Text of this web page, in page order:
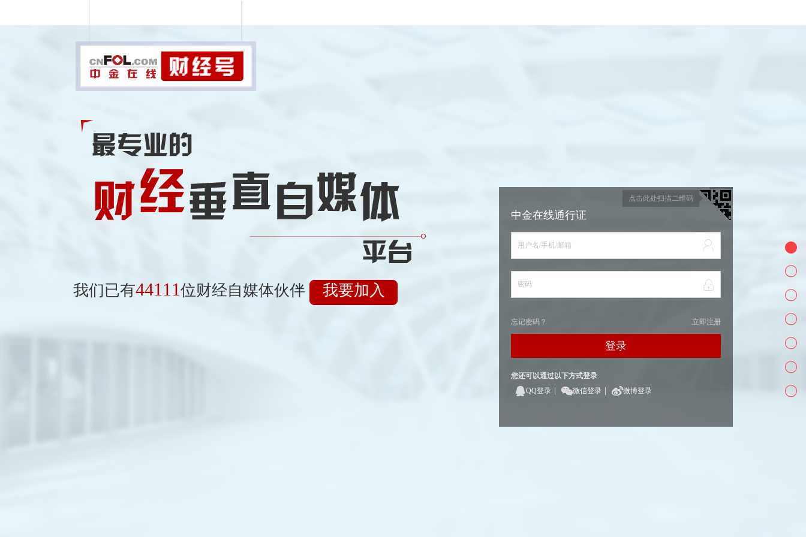
我们已有44111位财经自媒体伙伴 我要加入
点击此处扫描二维码
中金在线通行证
用户名/手机/邮箱
密码
立即注册
忘记密码？
登录
您还可以通过以下方式登录
QQ登录
微信登录 微博登录